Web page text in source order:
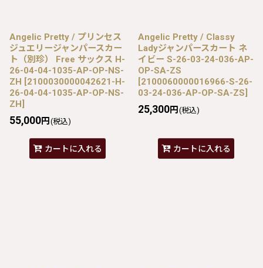
Angelic Pretty / プリンセス
ジュエリージャンパースカー
ト（別珍） Free サックス H-
26-04-04-1035-AP-OP-NS-
ZH [2100030000042621-H-
26-04-04-1035-AP-OP-NS-
ZH]
55,000円 (税込)
カートに入れる
Angelic Pretty / Classy
Ladyジャンパースカート ネ
イビー S-26-03-24-036-AP-
OP-SA-ZS
[2100060000016966-S-26-
03-24-036-AP-OP-SA-ZS]
25,300円 (税込)
カートに入れる